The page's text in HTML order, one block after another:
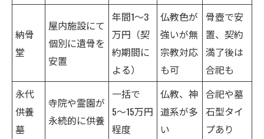
納骨
堂
屋内施設にて
個別に遺骨を
安置
年間1〜3
万円（契
約期間に
よる）
仏教色が
強いが無
宗教対応
も可
骨壺で安
置、契約
満了後は
合祀も
永代
供養
墓
寺院や霊園が
永続的に供養
一括で
5〜15万円
程度
仏教、神
道系が多
い
合祀や墓
石型タイ
プあり